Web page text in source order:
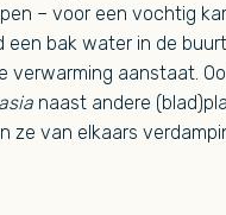
– voor een vochtig
een bak water in de
verwarming aanstaat.
naast andere
ze van elkaars